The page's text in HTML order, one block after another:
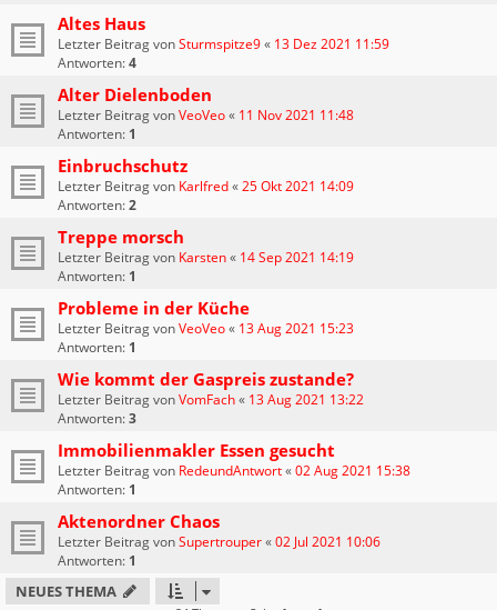
Altes Haus
Letzter Beitrag vonSturmspitze9« 13 Dez 2021 11:59
Antworten:4
Alter Dielenboden
Letzter Beitrag vonVeoVeo« 11 Nov 2021 11:48
Antworten: 1
Einbruchschutz
Letzter Beitrag von Karlfred«25 Okt 2021 14:09
Antworten:2
Treppe morsch
Letzter Beitrag von Karsten« 14 Sep 2021 14:19
Antworten: 1
Probleme in der Küche
Letzter Beitrag vonVeoVeo« 13 Aug 2021 15:23
Antworten: 1
Wie kommt der Gaspreis zustande?
Letzter Beitrag vonVomFach« 13 Aug 2021 13:22
Antworten:3
Immobilienmakler Essen gesucht
Letzter Beitrag von RedeundAntwort«02 Aug 2021 15:38
Antworten: 1
Aktenordner Chaos
Letzter Beitrag vonSupertrouper«02 Jul 2021 10:06
Antworten: 1
NEUES THEMA